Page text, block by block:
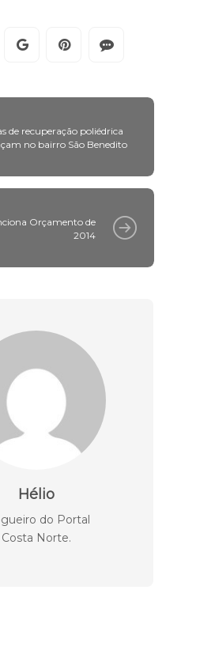
de recuperação poliédrica
no bairro São Benedito
Orçamento de
2014
Hélio
do Portal
Costa Norte.